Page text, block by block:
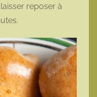
reposer à